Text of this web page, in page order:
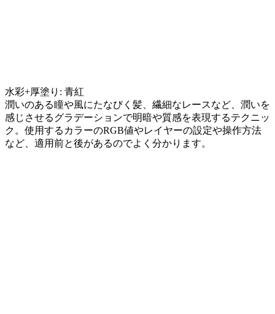
水彩+厚塗り: 青紅
潤いのある瞳や風にたなびく髪、繊細なレースなど、潤いを
感じさせるグラデーションで明暗や質感を表現するテクニッ
ク。使用するカラーのRGB値やレイヤーの設定や操作方法
など、適用前と後があるのでよく分かります。